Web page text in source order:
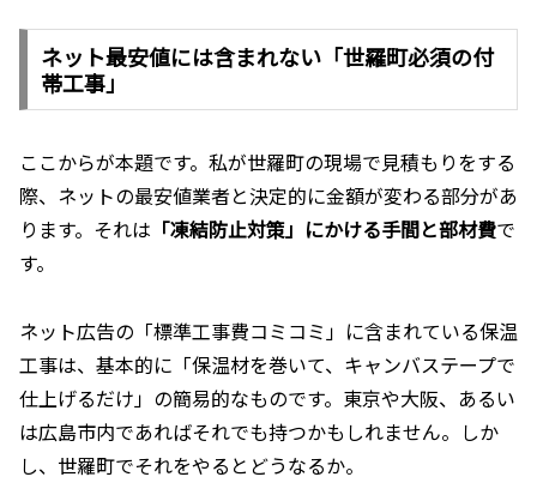
ネット最安値には含まれない「世羅町必須の付
帯工事」
ここからが本題です。私が世羅町の現場で見積もりをする
際、ネットの最安値業者と決定的に金額が変わる部分があ
ります。それは 「凍結防止対策」にかける手間と部材費で
す。
ネット広告の「標準工事費コミコミ」に含まれている保温
工事は、基本的に「保温材を巻いて、キャンバステープで
仕上げるだけ」の簡易的なものです。東京や大阪、あるい
は広島市内であればそれでも持つかもしれません。しか
し、世羅町でそれをやるとどうなるか。